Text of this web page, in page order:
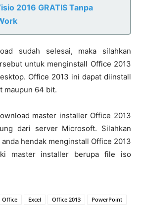
2016 GRATIS Tanpa
sudah selesai, maka silahkan
untuk menginstall Office 2013
Office 2013 ini dapat diinstall
maupun 64 bit.
master installer Office 2013
dari server Microsoft. Silahkan
hendak menginstall Office 2013
master installer berupa file iso
Office Excel Office 2013
PowerPoint